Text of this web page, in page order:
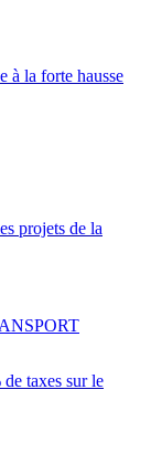
à la forte hausse
projets de la
taxes sur le